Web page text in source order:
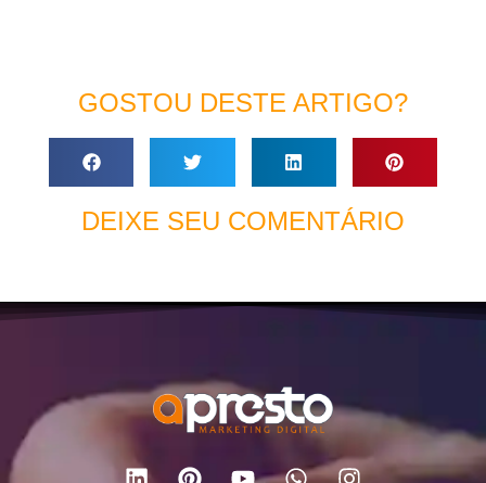
GOSTOU DESTE ARTIGO?
DEIXE SEU COMENTÁRIO